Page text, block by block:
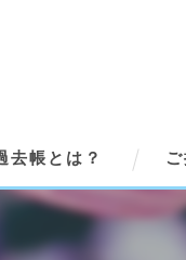
去帳とは？